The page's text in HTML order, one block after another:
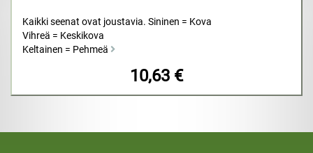
Kaikki seenat ovat joustavia. Sininen = Kova
Vihreä = Keskikova
Keltainen = Pehmeä
10,63 €